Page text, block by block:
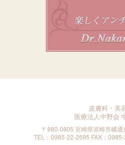
皮膚科・美
医療法人中野会
〒880-0805 宮崎県宮崎市橘通
TEL：0985-22-2695 FAX：